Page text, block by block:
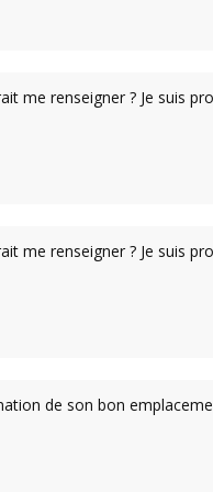
me renseigner ? Je suis
me renseigner ? Je suis
de son bon